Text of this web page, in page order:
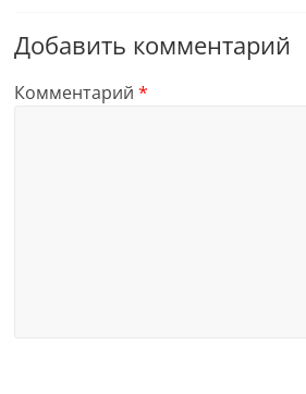
Добавить комментарий
Комментарий*